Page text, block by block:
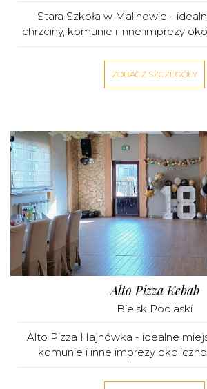
Stara Szkoła w Malinowie -
chrzciny, komunie i inne imprezy
ZOBACZ SZCZEGÓŁY
Alto Pizza Kebab
Bielsk Podlaski
Alto Pizza Hajnówka - idealne
komunie i inne imprezy